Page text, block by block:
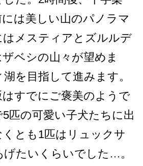
は美しい山のパノラマ
はメスティアとズルルデ
ベシの山々­が望めま
を目指して進みます。
すでにご褒美のようで
匹の可愛い子犬たちに出
とも1匹は­リュックサ
げたいくらいでした…。